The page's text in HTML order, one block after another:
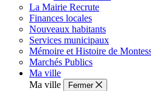
La Mairie Recrute
Finances locales
Nouveaux habitants
Services municipaux
Mémoire et Histoire de
Marchés Publics
Ma ville
Ma ville
Fermer